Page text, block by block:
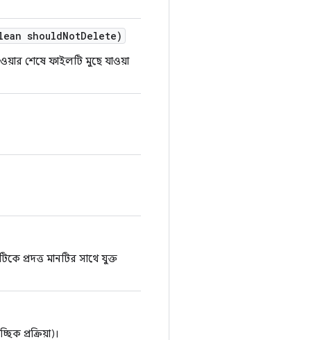
shouldNotDelete)
শেষে ফাইলটি মুছে যাওয়া
প্রদত্ত মানটির সাথে যুক্ত
প্রক্রিয়া)।